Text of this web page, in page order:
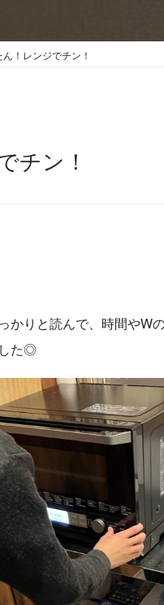
！レンジでチン！
チン！
かりと読んで、時間やW
た◎